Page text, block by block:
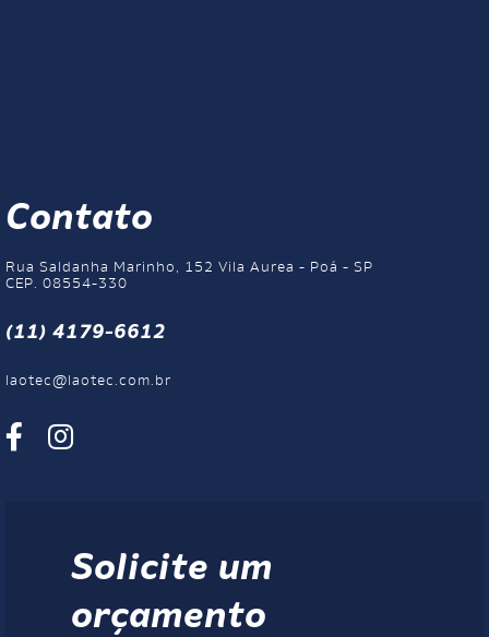
Contato
Rua Saldanha Marinho, 152 Vila Aurea - Poá - SP
CEP. 08554-330
(11) 4179-6612
laotec@laotec.com.br
Solicite um
orçamento